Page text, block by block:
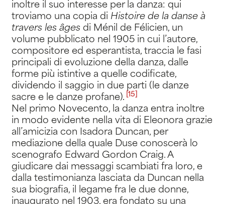
inoltre il suo interesse per la danza: qui
troviamo una copia di Histoire de la danse à
traversles âgesdi Ménil de Félicien, un
volume pubblicato nel 1905 in cui l’autore,
compositore ed esperantista, traccia le fasi
principali di evoluzione della danza, dalle
forme più istintive a quelle codificate,
dividendo il saggio in due parti (le danze
sacre e le danze profane). [15]
Nel primo Novecento, la danza entra inoltre
in modo evidente nella vita di Eleonora grazie
all’amicizia con Isadora Duncan, per
mediazione della quale Duse conoscerà lo
scenografo Edward Gordon Craig. A
giudicare dai messaggi scambiati fra loro, e
dalla testimonianza lasciata da Duncan nella
sua biografia, il legame fra le due donne,
inaugurato nel 1903, era fondato su una